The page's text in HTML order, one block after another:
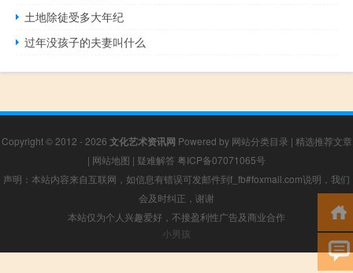
土地除徒受多大年纪
过年没孩子的夫妻叫什么
Copyright © 2012 - 2026 文化艺术资讯网 Powered by 网站分类目录 | 精选推荐文章
| 网站地图 | 疑难解答 粤ICP备07071065号
声明：本站内容来自互联网，如信息有错误可发邮件到f_fb#foxmail.com说明，我们
会及时纠正，谢谢
本站仅为个人兴趣爱好，不接盈利性广告及商业合作
小男孩